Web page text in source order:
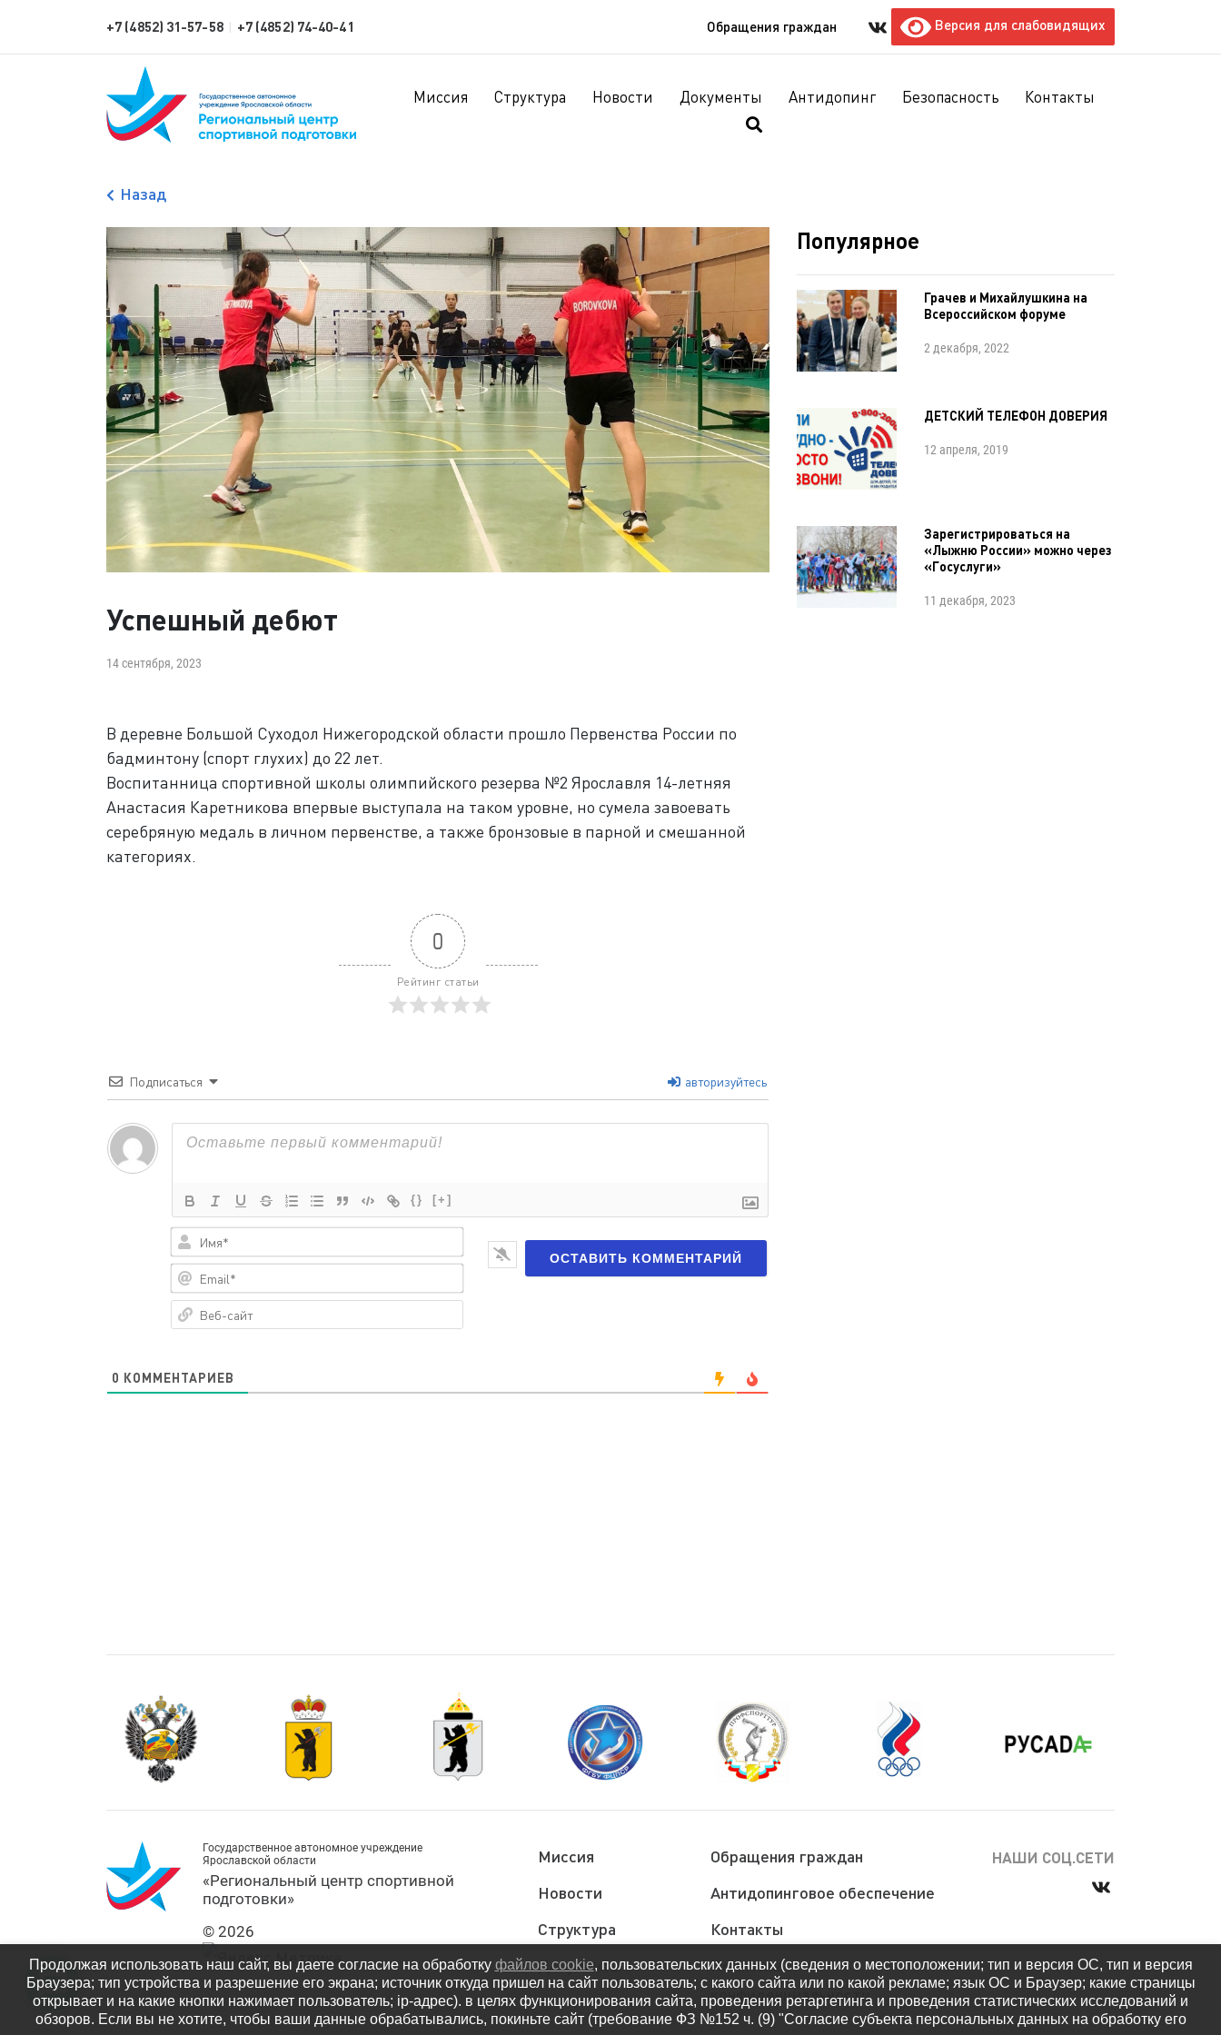
+7 (4852) 31-57-58 | +7 (4852) 74-40-41 Обращения граждан Версия для слабовидящих
Миссия Структура Новости Документы Антидопинг Безопасность Контакты
Назад
Успешный дебют
14 сентября, 2023
В деревне Большой Суходол Нижегородской области прошло Первенства России по
бадминтону (спорт глухих) до 22 лет.
Воспитанница спортивной школы олимпийского резерва №2 Ярославля 14-летняя
Анастасия Каретникова впервые выступала на таком уровне, но сумела завоевать
серебряную медаль в личном первенстве, а также бронзовые в парной и смешанной
категориях.
0
Рейтинг статьи
Подписаться авторизуйтесь
{} [+]
Имя*
Email*
сайт
0 КОММЕНТАРИЕВ
Популярное
Грачев и Михайлушкина на
Всероссийском форуме
2 декабря, 2022
ДЕТСКИЙ ТЕЛЕФОН ДОВЕРИЯ
12 апреля, 2019
Зарегистрироваться на
«Лыжню России» можно через
«Госуслуги»
11 декабря, 2023
Государственное автономное учреждение
Ярославской области
«Региональный центр спортивной
подготовки»
© 2026
Миссия
Новости
Структура
Документы
Обращения граждан
Антидопинговое обеспечение
Контакты
Политика
конфиденциальности
НАШИ СОЦ.СЕТИ
Продолжая использовать наш сайт, вы даете согласие на обработку файлов cookie, пользовательских данных (сведения о местоположении; тип и версия ОС, тип и версия
Браузера; тип устройства и разрешение его экрана; источник откуда пришел на сайт пользователь; с какого сайта или по какой рекламе; язык ОС и Браузер; какие страницы
открывает и на какие кнопки нажимает пользователь; ip-адрес). в целях функционирования сайта, проведения ретаргетинга и проведения статистических исследований и
обзоров. Если вы не хотите, чтобы ваши данные обрабатывались, покиньте сайт (требование ФЗ №152 ч. (9) "Согласие субъекта персональных данных на обработку его